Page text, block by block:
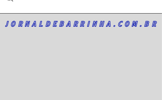
JORNALDEBARRINHA.COM.BR